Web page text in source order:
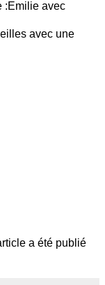
:Emilie avec
avec une
a été publié